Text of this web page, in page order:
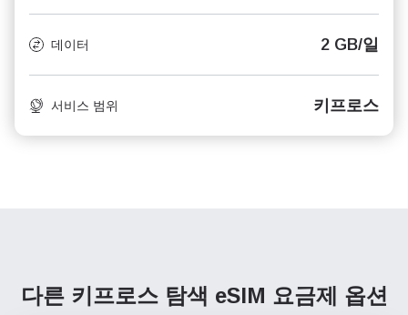
데이터 2 GB/일
서비스 범위 키프로스
다른 키프로스 탐색 eSIM 요금제 옵션